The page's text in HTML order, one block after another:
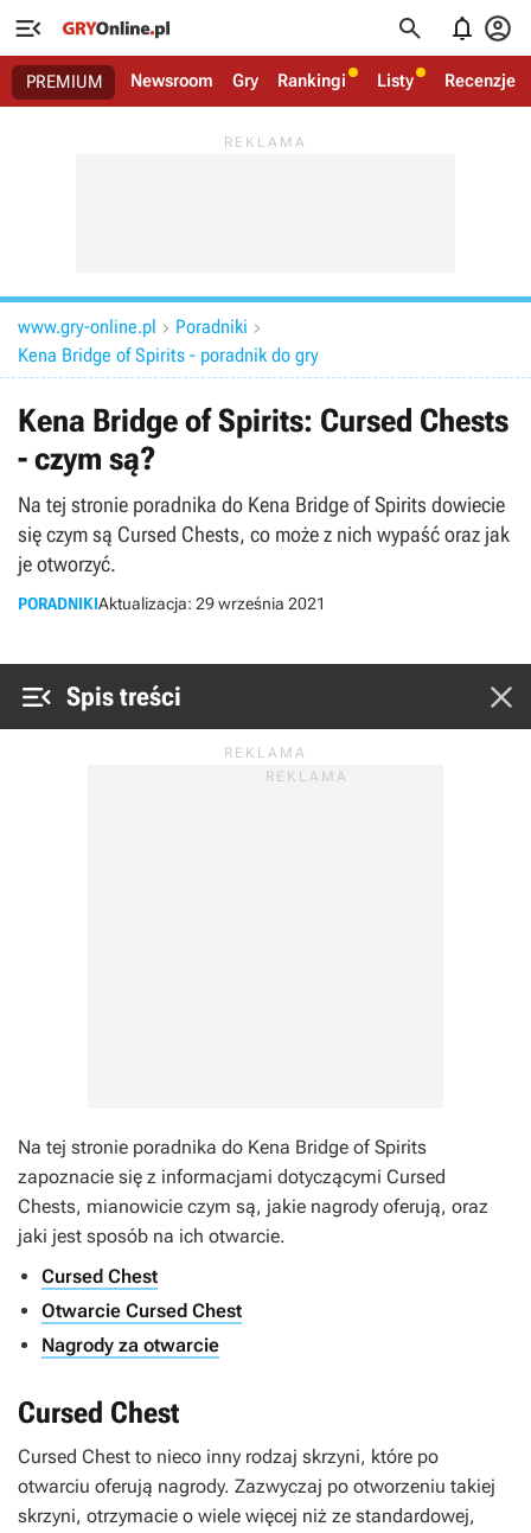
   
PREMIUM Newsroom Gry Rankingi Listy Recenzje
www.gry-online.pl  Poradniki 
Kena Bridge of Spirits - poradnik do gry
Kena Bridge of Spirits: Cursed Chests
- czym są?
Na tej stronie poradnika do Kena Bridge of Spirits dowiecie
się czym są Cursed Chests, co może z nich wypaść oraz jak
je otworzyć.
PORADNIKIAktualizacja: 29 września 2021
 Spis treści 
Na tej stronie poradnika do Kena Bridge of Spirits
zapoznacie się z informacjami dotyczącymi Cursed
Chests, mianowicie czym są, jakie nagrody oferują, oraz
jaki jest sposób na ich otwarcie.
Cursed Chest
Otwarcie Cursed Chest
Nagrody za otwarcie
Cursed Chest
Cursed Chest to nieco inny rodzaj skrzyni, które po
otwarciu oferują nagrody. Zazwyczaj po otworzeniu takiej
skrzyni, otrzymacie o wiele więcej niż ze standardowej,